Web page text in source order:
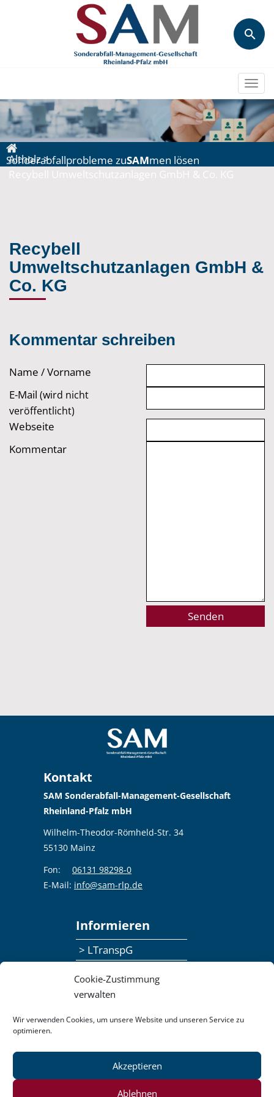
Cookie-Zustimmung
verwalten
Wir verwenden Cookies, um unsere Website und unseren Service zu
optimieren.
Akzeptieren
Ablehnen
Altholz>
Sonderabfallprobleme zuSAMmen lösen
Recybell
Umweltschutzanlagen GmbH &
Co. KG
Kommentar schreiben
Name / Vorname
E-Mail (wird nicht
veröffentlicht)
Webseite
Kommentar
Kontakt
SAM Sonderabfall-Management-Gesellschaft
Rheinland-Pfalz mbH
Wilhelm-Theodor-Römheld-Str. 34
55130 Mainz
Fon:
06131 98298-0
E-Mail: info@sam-rlp.de
Informieren
> LTranspG
> Publikationen
Datenschutzerklärung
Impressum
Pressemitteilungen